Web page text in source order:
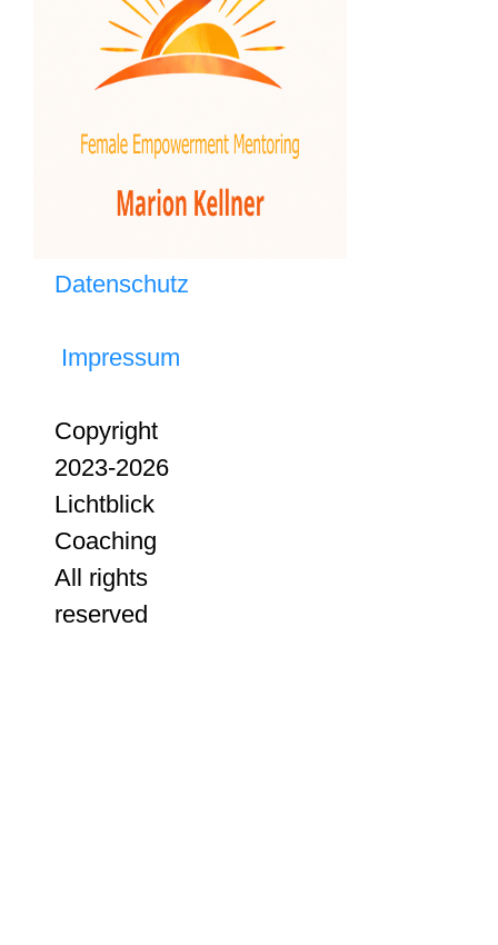
Datenschutz
Impressum
Copyright
2023-2026
Lichtblick
Coaching
All rights
reserved